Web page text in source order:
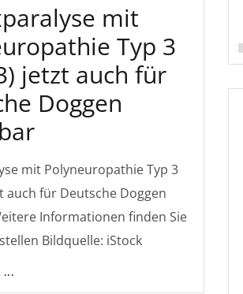
mit
Typ 3
jetzt auch für
Doggen
mit Polyneuropathie Typ 3
auch für Deutsche Doggen
Informationen finden Sie
Bildquelle: iStock
...